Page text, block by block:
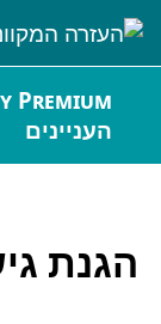
העניינים
הגנת